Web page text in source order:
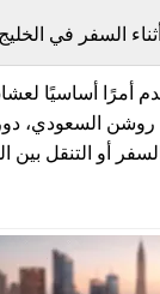
السفر في
أمرًا أساسيًا
روشن السعودي،
أو التنقل